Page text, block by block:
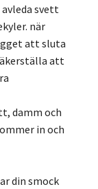
svett
när
att sluta
att
damm och
in och
din smock